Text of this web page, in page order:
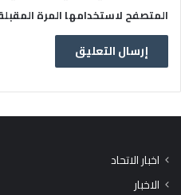
المتصفح لاستخدامها المرة
اخبار الاتحاد
الاخبار